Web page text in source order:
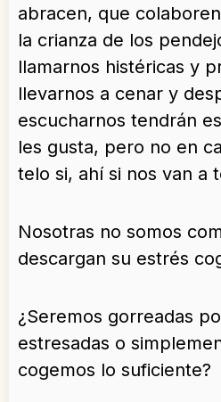
abracen, que
la crianza de los
llamarnos histéricas y
llevarnos a cenar y
escucharnos tendrán
les gusta, pero no en
telo si, ahí si nos van a
Nosotras no somos
descargan su estrés
¿Seremos gorreadas
estresadas o
cogemos lo suficiente?